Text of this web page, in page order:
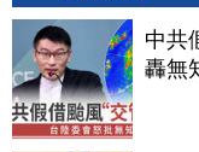
中共
轟無